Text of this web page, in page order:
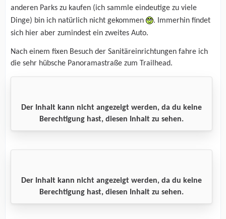
anderen Parks zu kaufen (ich sammle eindeutige zu viele
Dinge) bin ich natürlich nicht gekommen
. Immerhin findet
sich hier aber zumindest ein zweites Auto.
Nach einem fixen Besuch der Sanitäreinrichtungen fahre ich
die sehr hübsche Panoramastraße zum Trailhead.
Der Inhalt kann nicht angezeigt werden, da du keine
Berechtigung hast, diesen Inhalt zu sehen.
Der Inhalt kann nicht angezeigt werden, da du keine
Berechtigung hast, diesen Inhalt zu sehen.